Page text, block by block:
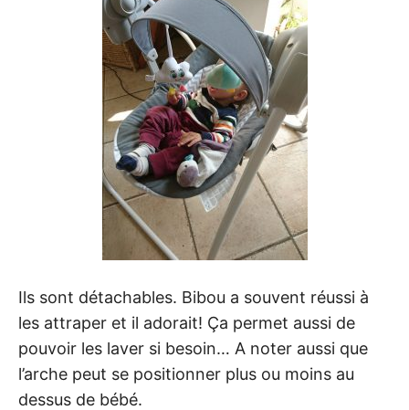
Ils sont détachables. Bibou a souvent réussi à
les attraper et il adorait! Ça permet aussi de
pouvoir les laver si besoin… A noter aussi que
l’arche peut se positionner plus ou moins au
dessus de bébé.